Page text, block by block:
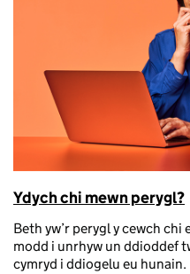
Ydych chi mewn perygl?
Beth yw’r perygl y cewch
modd i unrhyw un ddioddef
cymryd i ddiogelu eu hunain.